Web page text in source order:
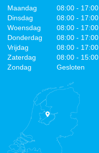
Maandag
08:00 - 17:00
Dinsdag
08:00 - 17:00
Woensdag
08:00 - 17:00
Donderdag
08:00 - 17:00
Vrijdag
08:00 - 17:00
Zaterdag
08:00 - 15:00
Zondag
Gesloten